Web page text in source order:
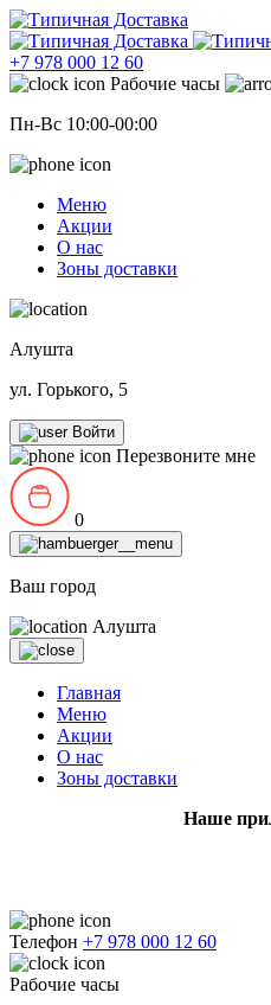
+7 978 000 12 60
Рабочие часы
Пн-Вс 10:00-00:00
Меню
Акции
О нас
Зоны доставки
Алушта
ул. Горького, 5
Войти
Перезвоните мне
0
Ваш город
Алушта
Главная
Меню
Акции
О нас
Зоны доставки
Наше
Телефон +7 978 000 12 60
Рабочие часы